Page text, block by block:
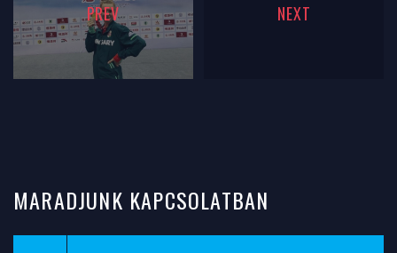
PREV NEXT
MARADJUNK KAPCSOLATBAN